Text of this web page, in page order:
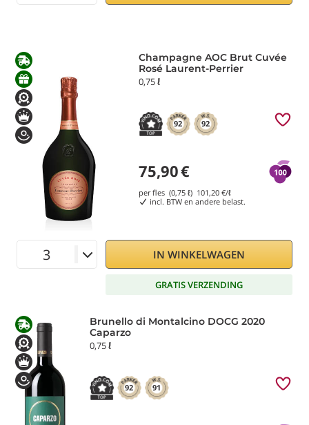
Champagne AOC Brut Cuvée
Rosé Laurent-Perrier
0,75 ℓ
92 92
75,90€
per fles (0,75 ℓ) 101,20€/ℓ
incl. BTW en andere belast.
IN WINKELWAGEN
GRATIS VERZENDING
Brunello di Montalcino DOCG 2020
Caparzo
0,75 ℓ
92 91